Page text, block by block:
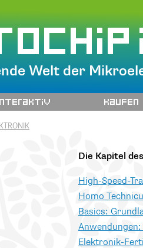
Welt der
Kaufen
Die Kapitel
High-Speed-
Homo
Basics:
Elektronik-